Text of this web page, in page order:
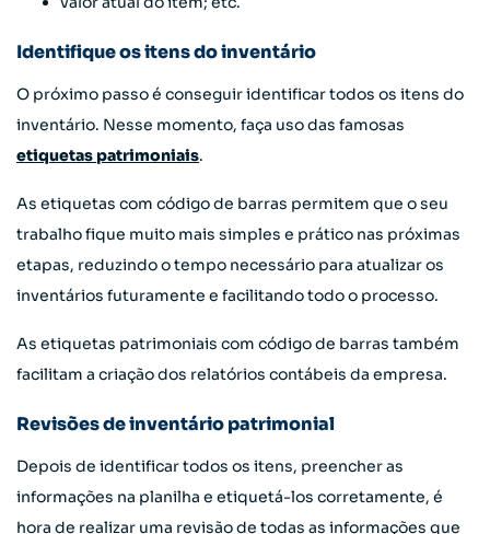
Identifique os itens do inventário
O próximo passo é conseguir identificar todos os itens do
inventário. Nesse momento, faça uso das famosas
etiquetas patrimoniais.
As etiquetas com código de barras permitem que o seu
trabalho fique muito mais simples e prático nas próximas
etapas, reduzindo o tempo necessário para atualizar os
inventários futuramente e facilitando todo o processo.
As etiquetas patrimoniais com código de barras também
facilitam a criação dos relatórios contábeis da empresa.
Revisões de inventário patrimonial
Depois de identificar todos os itens, preencher as
informações na planilha e etiquetá-los corretamente, é
hora de realizar uma revisão de todas as informações que